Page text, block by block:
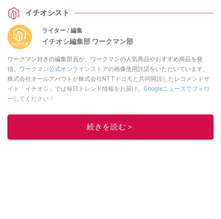
イチオシスト
ライター / 編集
イチオシ編集部 ワークマン部
ワークマン好きの編集部員が、ワークマンの人気商品やおすすめ商品を発
信。 ワークマン公式オンラインストアの画像使用許諾をいただいています。
株式会社オールアバウトが株式会社NTTドコモと共同開設したレコメンドサ
イト「イチオシ」では毎日トレンド情報をお届け。 Googleニュースでフォロ
ー してください！
このイチオシストの他の記事を読む
続きを読む＞